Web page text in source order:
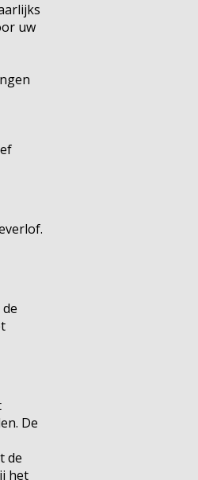
uw
De
de
het